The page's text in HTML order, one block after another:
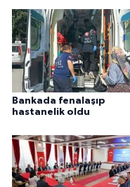
Bankada fenalaşıp
hastanelik oldu